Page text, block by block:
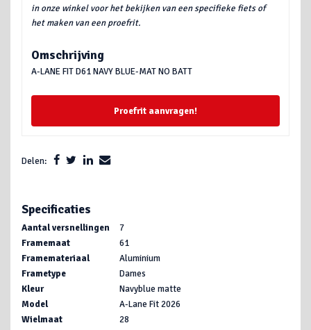
in onze winkel voor het bekijken van een specifieke fiets of
het maken van een proefrit.
Omschrijving
A-LANE FIT D61 NAVY BLUE-MAT NO BATT
Proefrit aanvragen!
Delen:
Specificaties
Aantal versnellingen
7
Framemaat
61
Framemateriaal
Aluminium
Frametype
Dames
Kleur
Navyblue matte
Model
A-Lane Fit 2026
Wielmaat
28